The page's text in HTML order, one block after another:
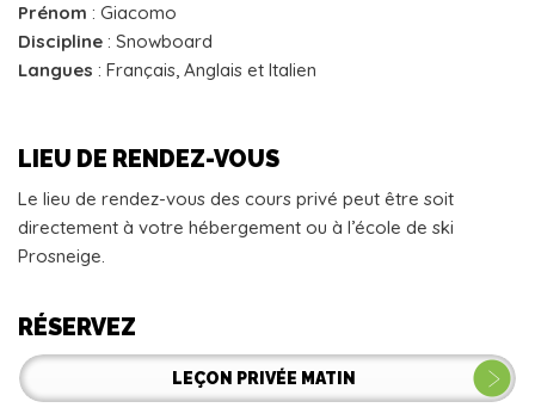
Prénom : Giacomo
Discipline : Snowboard
Langues : Français, Anglais et Italien
LIEU DE RENDEZ-VOUS
Le lieu de rendez-vous des cours privé peut être soit
directement à votre hébergement ou à l’école de ski
Prosneige.
RÉSERVEZ
LEÇON PRIVÉE MATIN